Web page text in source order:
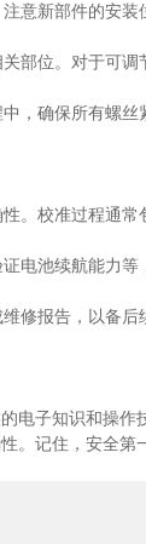
新部件的安装
位。对于可调
确保所有螺丝
校准过程通常
池续航能力等
报告，以备后
子知识和操作
记住，安全第